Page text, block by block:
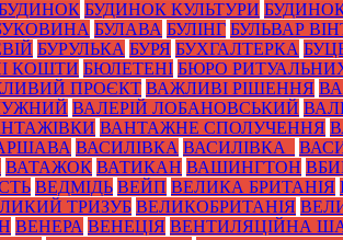
БУДИНОК КУЛЬТУРИ
БУЛАВА БУЛІНГ БУЛЬВАР
БУРУЛЬКА БУРЯ БУХГАЛТЕРКА
КОШТИ БЮЛЕТЕНІ БЮРО
ПРОЄКТ ВАЖЛИВІ РІШЕННЯ
ВАЛЕРІЙ ЛОБАНОВСЬКИЙ
ВАНТАЖНЕ СПОЛУЧЕННЯ
ВАСИЛІВКА ВАСИЛІВКА_
ВАТАЖОК ВАТИКАН ВАШИНГТОН
ВЕДМІДЬ ВЕЙП ВЕЛИКА БРИТАНІЯ
ТРИЗУБ ВЕЛИКОБРИТАНІЯ
ВЕНЕРА ВЕНЕЦІЯ ВЕНТИЛЯЦІЙНА